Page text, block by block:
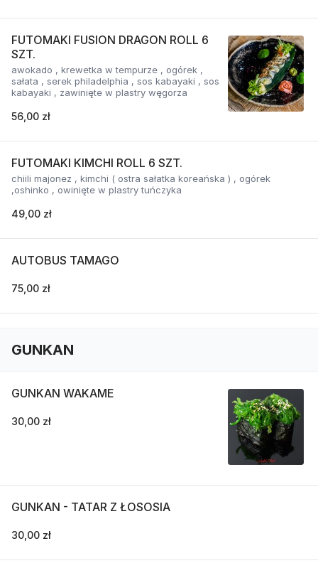
FUTOMAKI FUSION DRAGON ROLL 6
SZT.
awokado , krewetka w tempurze , ogórek ,
sałata , serek philadelphia , sos kabayaki , sos
kabayaki , zawinięte w plastry węgorza
56,00 zł
FUTOMAKI KIMCHI ROLL 6 SZT.
chiili majonez , kimchi ( ostra sałatka koreańska ) , ogórek
,oshinko , owinięte w plastry tuńczyka
49,00 zł
AUTOBUS TAMAGO
75,00 zł
GUNKAN
GUNKAN WAKAME
30,00 zł
GUNKAN - TATAR Z ŁOSOSIA
30,00 zł